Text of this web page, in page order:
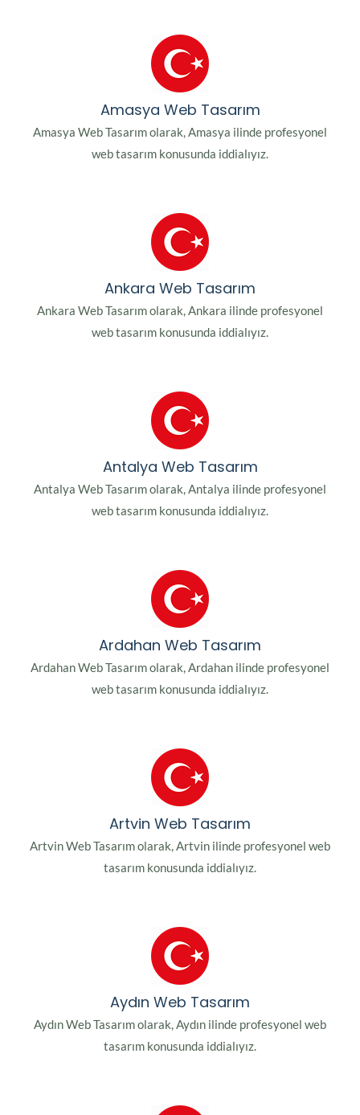
Amasya Web Tasarım
Amasya Web Tasarım olarak, Amasya ilinde profesyonel
web tasarım konusunda iddialıyız.
Ankara Web Tasarım
Ankara Web Tasarım olarak, Ankara ilinde profesyonel
web tasarım konusunda iddialıyız.
Antalya Web Tasarım
Antalya Web Tasarım olarak, Antalya ilinde profesyonel
web tasarım konusunda iddialıyız.
Ardahan Web Tasarım
Ardahan Web Tasarım olarak, Ardahan ilinde profesyonel
web tasarım konusunda iddialıyız.
Artvin Web Tasarım
Artvin Web Tasarım olarak, Artvin ilinde profesyonel web
tasarım konusunda iddialıyız.
Aydın Web Tasarım
Aydın Web Tasarım olarak, Aydın ilinde profesyonel web
tasarım konusunda iddialıyız.